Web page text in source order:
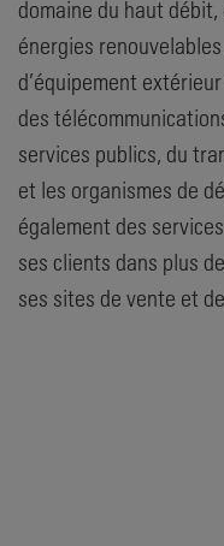
domaine du haut
énergies
d’équipement
des
services publics, du
et les organismes de
également des
ses clients dans plus
ses sites de vente et